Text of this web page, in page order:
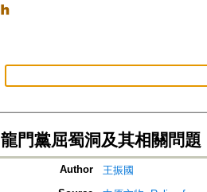
龍門黨屈蜀洞及其相關問題
Author
王振國